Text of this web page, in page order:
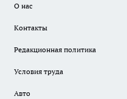
О нас
Контакты
Редакционная политика
Условия труда
Авто